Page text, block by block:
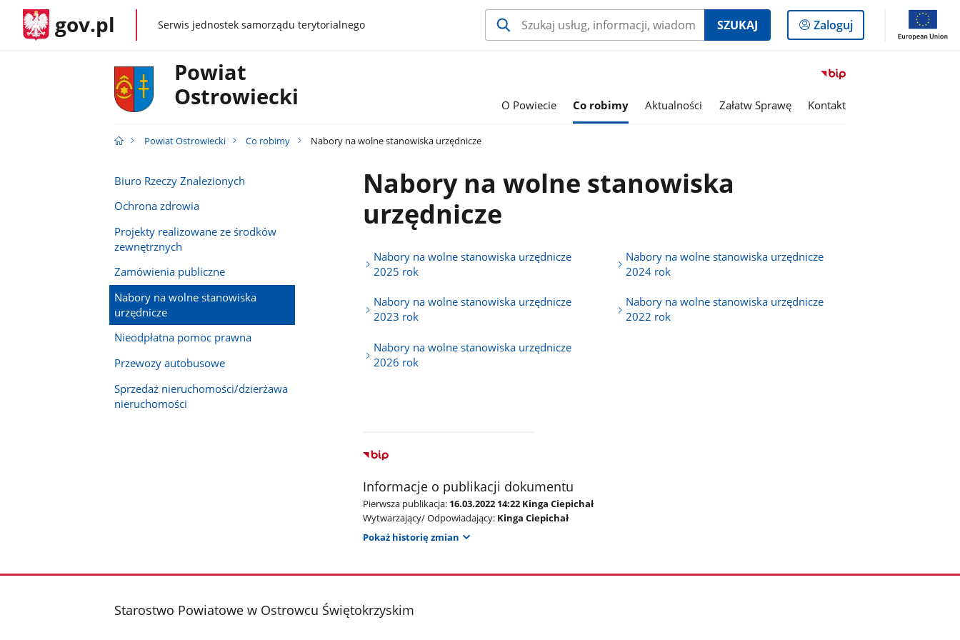
gov.pl gov.plSerwis jednostek samorządu terytorialnego SZUKAJ
Logowanie
do
Zaloguj
Przejdź
serwisu
Powiat
Ostrowiecki
O Powiecie Co robimy Aktualności Załatw Sprawę Kontakt
Powiat Ostrowiecki Co robimy Nabory na wolne stanowiska urzędnicze
Biuro Rzeczy Znalezionych
Ochrona zdrowia
Projekty realizowane ze środków
zewnętrznych
Zamówienia publiczne
Nabory na wolne stanowiska
urzędnicze
Nieodpłatna pomoc prawna
Przewozy autobusowe
Sprzedaż nieruchomości/dzierżawa
nieruchomości
Nabory na wolne stanowiska
urzędnicze
Nabory na wolne stanowiska urzędnicze
2025 rok
Nabory na wolne stanowiska urzędnicze
2024 rok
Nabory na wolne stanowiska urzędnicze
2023 rok
Nabory na wolne stanowiska urzędnicze
2022 rok
Nabory na wolne stanowiska urzędnicze
2026 rok
Informacje o publikacji dokumentu
Pierwsza publikacja: 16.03.2022 14:22 Kinga Ciepichał
Wytwarzający/ Odpowiadający: Kinga Ciepichał
Pokaż historię zmian
stopka
Starostwo Powiatowe w Ostrowcu Świętokrzyskim